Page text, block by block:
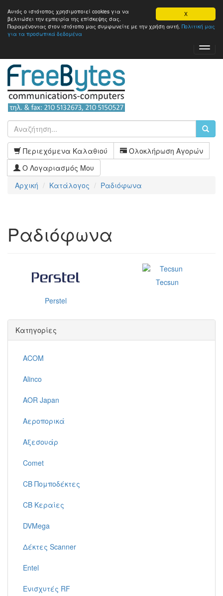
X
Αυτός ο ιστότοπος χρησιμοποιεί cookies για να
βελτιώσει την εμπειρία της επίσκεψης σας.
Παραμένοντας στον ιστότοπo μας συμφωνείτε με την χρήση αυτή. Πολιτική μας
για τα προσωπικά δεδομένα
Περιεχόμενα Καλαθιού
Ολοκλήρωση Αγορών
Ο Λογαριασμός Μου
Αρχική
Κατάλογος Ραδιόφωνα
Ραδιόφωνα
Perstel
Tecsun
Κατηγορίες
ACOM
Alinco
AOR Japan
Αεροπορικά
Αξεσουάρ
Comet
CB Πομποδέκτες
CB Κεραίες
DVMega
Δέκτες Scanner
Entel
Ενισχυτές RF